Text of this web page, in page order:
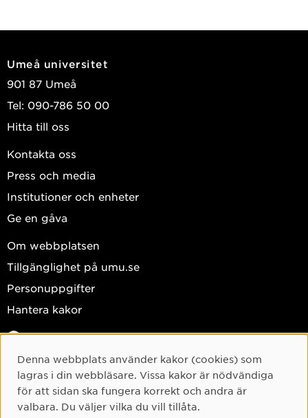
Umeå universitet
901 87 Umeå
Tel: 090-786 50 00
Hitta till oss
Kontakta oss
Press och media
Institutioner och enheter
Ge en gåva
Om webbplatsen
Tillgänglighet på umu.se
Personuppgifter
Hantera kakor
Facebook
Instagram
TikTok
Youtube
Cookie-samtycke
Denna webbplats använder kakor (cookies) som
lagras i din webbläsare. Vissa kakor är nödvändiga
för att sidan ska fungera korrekt och andra är
valbara. Du väljer vilka du vill tillåta.